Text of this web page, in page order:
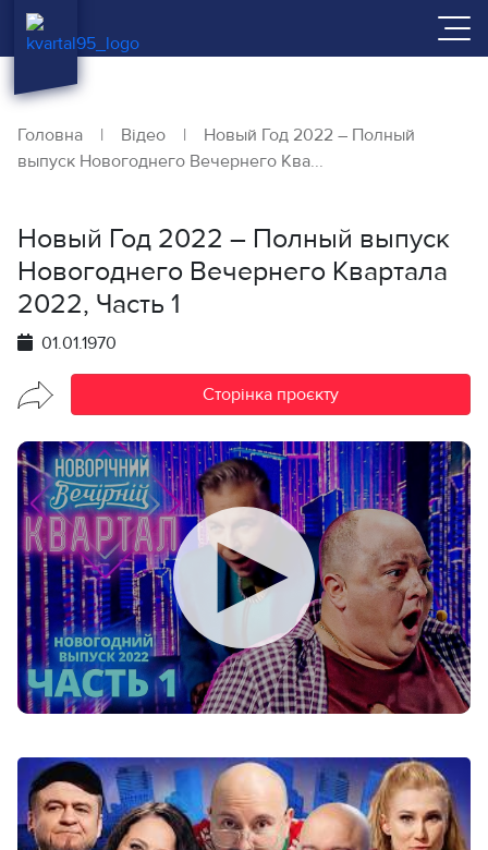
Головна | Відео |
Новый Год 2022 – Полный
выпуск Новогоднего Вечернего Ква...
Новый Год 2022 – Полный выпуск
Новогоднего Вечернего Квартала
2022, Часть 1
01.01.1970
Сторінка проєкту